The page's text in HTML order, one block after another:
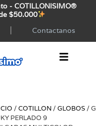
- COTILLONISIMO®
$50.000
Contactanos
/COTILLON /GLOBOS /
PERLADO 9